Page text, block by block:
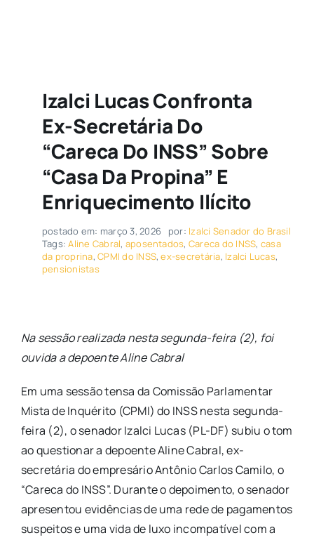
Izalci Lucas Confronta
Ex-Secretária Do
“Careca Do INSS” Sobre
“casa Da Propina” E
Enriquecimento Ilícito
postado em: março 3, 2026 por: Izalci Senador do Brasil
Tags:Aline Cabral, aposentados, Careca do INSS, casa
da proprina,CPMI do INSS,ex-secretária, Izalci Lucas,
pensionistas
Na sessão realizada nesta segunda-feira (2), foi
ouvida a depoente Aline Cabral
Em uma sessão tensa da Comissão Parlamentar
Mista de Inquérito (CPMI) do INSS nesta segunda-
feira (2), o senador Izalci Lucas (PL-DF) subiu o tom
ao questionar a depoente Aline Cabral, ex-
secretária do empresário Antônio Carlos Camilo, o
“Careca do INSS”. Durante o depoimento, o senador
apresentou evidências de uma rede de pagamentos
suspeitos e uma vida de luxo incompatível com a